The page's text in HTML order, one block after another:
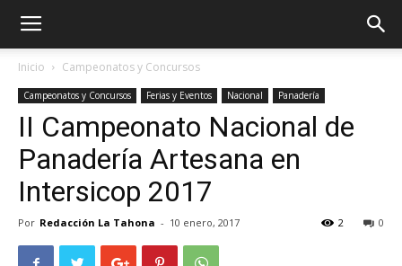
Inicio Campeonatos y Concursos
Campeonatos y Concursos Ferias y Eventos Nacional Panadería
II Campeonato Nacional de
Panadería Artesana en
Intersicop 2017
Por Redacción La Tahona - 10 enero, 2017 0
2